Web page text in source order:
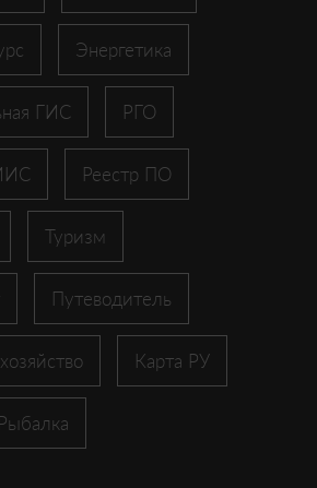
Энергетика
ГИС РГО
Реестр ПО
Туризм
Путеводитель
Карта РУ